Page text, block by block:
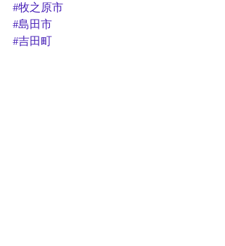
#牧之原市
#島田市
#吉田町